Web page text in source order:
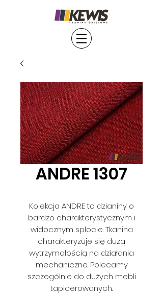
ANDRE 1307
Kolekcja ANDRE to dzianiny o
bardzo charakterystycznym i
widocznym splocie. Tkanina
charakteryzuje się dużą
wytrzymałością na działania
mechaniczne. Polecamy
szczególnie do dużych mebli
tapicerowanych.